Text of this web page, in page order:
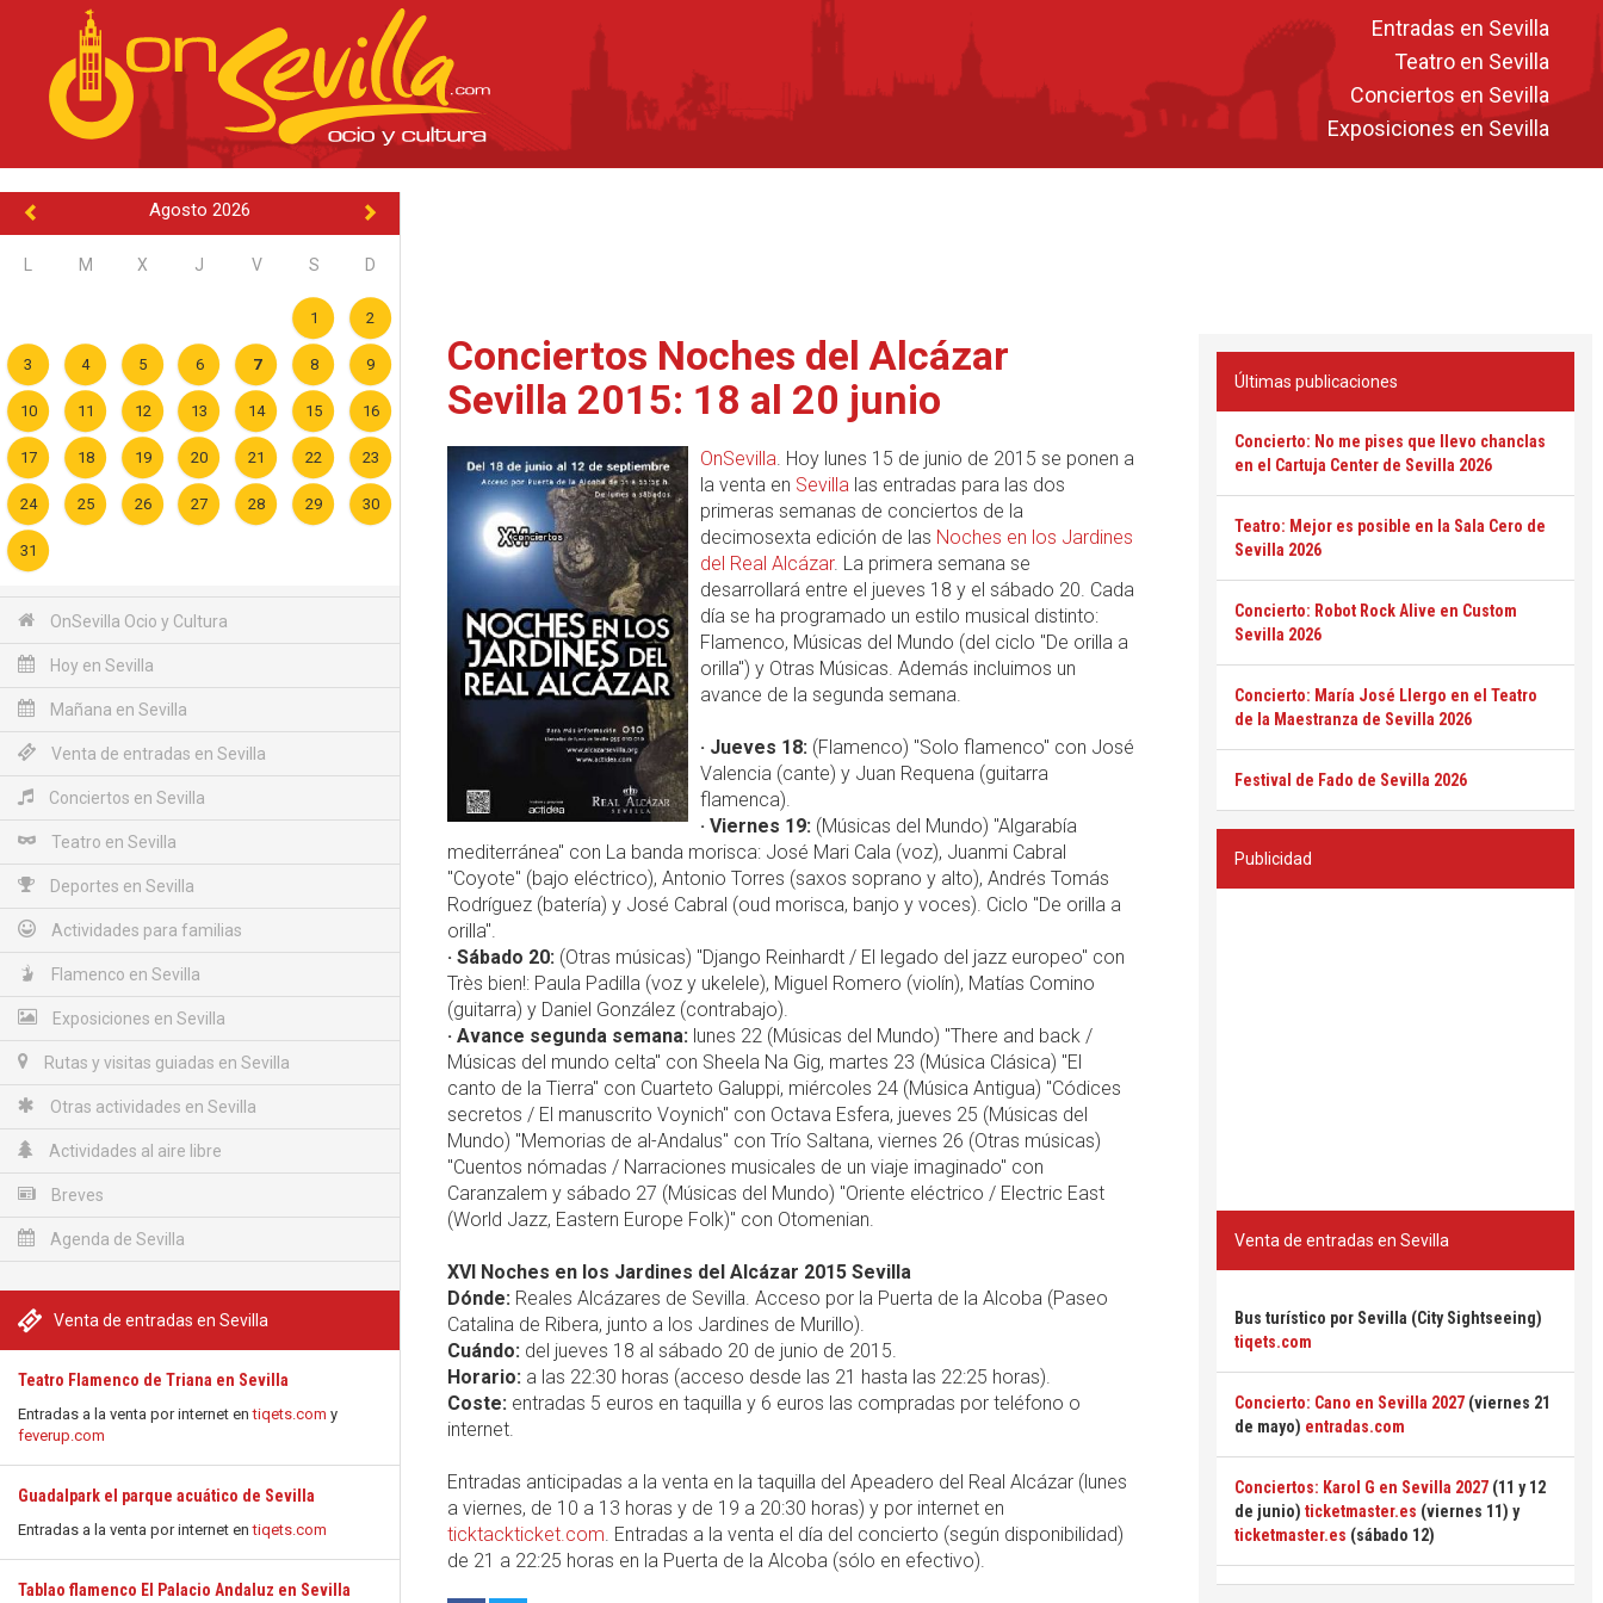
Entradas en Sevilla
Teatro en Sevilla
Conciertos en Sevilla
Exposiciones en Sevilla
Agosto 2026
M X J V S D
1 2
3 4 5 6 7 8 9
10 11 12 13 14 15 16
17 18 19 20 21 22 23
24 25 26 27 28 29 30
31
OnSevilla Ocio y Cultura
Hoy en Sevilla
Mañana en Sevilla
Venta de entradas en Sevilla
Conciertos en Sevilla
Teatro en Sevilla
Deportes en Sevilla
Actividades para familias
Flamenco en Sevilla
Exposiciones en Sevilla
Rutas y visitas guiadas en Sevilla
Otras actividades en Sevilla
Actividades al aire libre
Breves
Agenda de Sevilla
Venta de entradas en Sevilla
Teatro Flamenco de Triana en Sevilla
Entradas a la venta por internet entiqets.com y
feverup.com
Guadalpark el parque acuático de Sevilla
Entradas a la venta por internet entiqets.com
Tablao flamenco El Palacio Andaluz en Sevilla
Conciertos Noches del Alcázar
Sevilla 2015: 18 al 20 junio
OnSevilla. Hoy lunes 15 de junio de 2015 se ponen a
la venta en Sevillalas entradas para las dos
primeras semanas de conciertos de la
decimosexta edición de las Noches en los Jardines
del Real Alcázar. La primera semana se
desarrollará entre el jueves 18 y el sábado 20. Cada
día se ha programado un estilo musical distinto:
Flamenco, Músicas del Mundo (del ciclo "De orilla a
orilla") y Otras Músicas. Además incluimos un
avance de la segunda semana.
· Jueves 18:(Flamenco) "Solo flamenco" con José
Valencia (cante) y Juan Requena (guitarra
flamenca).
· Viernes 19:(Músicas del Mundo) "Algarabía
mediterránea" con La banda morisca: José Mari Cala (voz), Juanmi Cabral
"Coyote" (bajo eléctrico), Antonio Torres (saxos soprano y alto), Andrés Tomás
Rodríguez (batería) y José Cabral (oud morisca, banjo y voces). Ciclo "De orilla a
orilla".
· Sábado 20: (Otras músicas) "Django Reinhardt / El legado del jazz europeo" con
Très bien!: Paula Padilla (voz y ukelele), Miguel Romero (violín), Matías Comino
(guitarra) y Daniel González (contrabajo).
· Avance segunda semana: lunes 22 (Músicas del Mundo) "There and back /
Músicas del mundo celta" con Sheela Na Gig, martes 23 (Música Clásica) "El
canto de la Tierra" con Cuarteto Galuppi, miércoles 24 (Música Antigua) "Códices
secretos / El manuscrito Voynich" con Octava Esfera, jueves 25 (Músicas del
Mundo) "Memorias de al-Andalus" con Trío Saltana, viernes 26 (Otras músicas)
"Cuentos nómadas / Narraciones musicales de un viaje imaginado" con
Caranzalem y sábado 27 (Músicas del Mundo) "Oriente eléctrico / Electric East
(World Jazz, Eastern Europe Folk)" con Otomenian.
XVI Noches en los Jardines del Alcázar 2015 Sevilla
Dónde: Reales Alcázares de Sevilla. Acceso por la Puerta de la Alcoba (Paseo
Catalina de Ribera, junto a los Jardines de Murillo).
Cuándo: del jueves 18 al sábado 20 de junio de 2015.
Horario: a las 22:30 horas (acceso desde las 21 hasta las 22:25 horas).
Coste: entradas 5 euros en taquilla y 6 euros las compradas por teléfono o
internet.
Entradas anticipadas a la venta en la taquilla del Apeadero del Real Alcázar (lunes
a viernes, de 10 a 13 horas y de 19 a 20:30 horas) y por internet en
ticktackticket.com. Entradas a la venta el día del concierto (según disponibilidad)
de 21 a 22:25 horas en la Puerta de la Alcoba (sólo en efectivo).
Últimas publicaciones
Concierto: No me pises que llevo chanclas
en el Cartuja Center de Sevilla 2026
Teatro: Mejor es posible en la Sala Cero de
Sevilla 2026
Concierto: Robot Rock Alive en Custom
Sevilla 2026
Concierto: María José Llergo en el Teatro
de la Maestranza de Sevilla 2026
Festival de Fado de Sevilla 2026
Publicidad
Venta de entradas en Sevilla
Bus turístico por Sevilla (City Sightseeing)
tiqets.com
Concierto: Cano en Sevilla 2027 (viernes 21
de mayo) entradas.com
Conciertos: Karol G en Sevilla 2027 (11 y 12
de junio) ticketmaster.es (viernes 11) y
ticketmaster.es (sábado 12)